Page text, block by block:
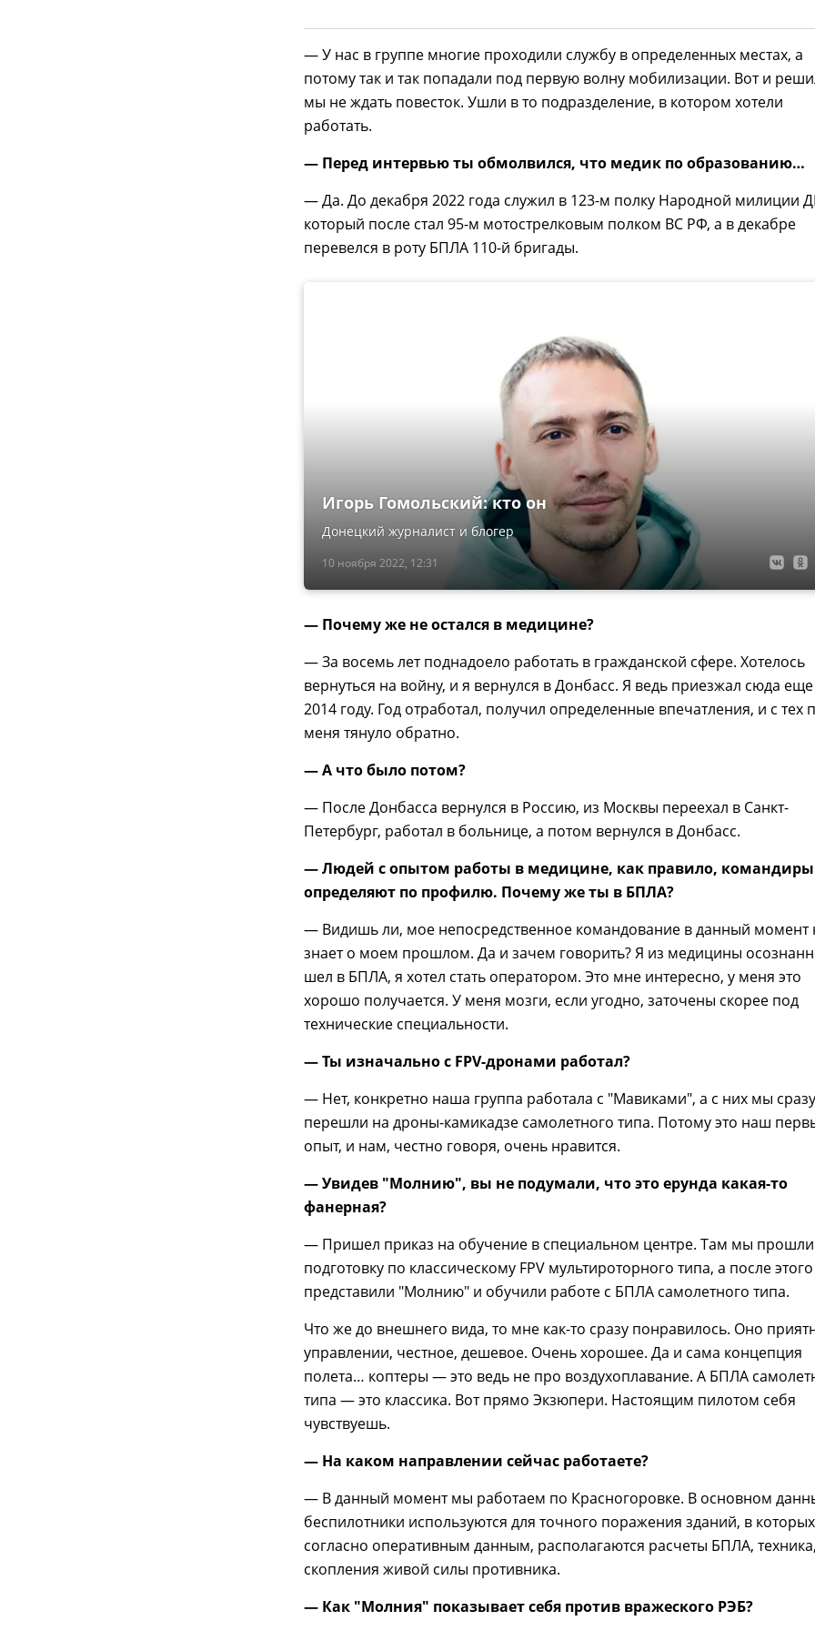
— У нас в группе многие проходили службу в определенных местах, а
потому так и так попадали под первую волну мобилизации. Вот и
мы не ждать повесток. Ушли в то подразделение, в котором хотели
работать.
— Перед интервью ты обмолвился, что медик по образованию…
— Да. До декабря 2022 года служил в 123-м полку Народной милиции
который после стал 95-м мотострелковым полком ВС РФ, а в декабре
перевелся в роту БПЛА 110-й бригады.
10 ноября 2022, 12:31
Игорь Гомольский: кто он
Донецкий журналист и блогер
— Почему же не остался в медицине?
— За восемь лет поднадоело работать в гражданской сфере. Хотелось
вернуться на войну, и я вернулся в Донбасс. Я ведь приезжал сюда
2014 году. Год отработал, получил определенные впечатления, и с тех
меня тянуло обратно.
— А что было потом?
— После Донбасса вернулся в Россию, из Москвы переехал в Санкт-
Петербург, работал в больнице, а потом вернулся в Донбасс.
— Людей с опытом работы в медицине, как правило, командиры
определяют по профилю. Почему же ты в БПЛА?
— Видишь ли, мое непосредственное командование в данный момент
знает о моем прошлом. Да и зачем говорить? Я из медицины
шел в БПЛА, я хотел стать оператором. Это мне интересно, у меня это
хорошо получается. У меня мозги, если угодно, заточены скорее под
технические специальности.
— Ты изначально с FPV-дронами работал?
— Нет, конкретно наша группа работала с "Мавиками", а с них мы сразу
перешли на дроны-камикадзе самолетного типа. Потому это наш
опыт, и нам, честно говоря, очень нравится.
— Увидев "Молнию", вы не подумали, что это ерунда какая-то
фанерная?
— Пришел приказ на обучение в специальном центре. Там мы прошли
подготовку по классическому FPV мультироторного типа, а после
представили "Молнию" и обучили работе с БПЛА самолетного типа.
Что же до внешнего вида, то мне как-то сразу понравилось. Оно
управлении, честное, дешевое. Очень хорошее. Да и сама концепция
полета… коптеры — это ведь не про воздухоплавание. А БПЛА
типа — это классика. Вот прямо Экзюпери. Настоящим пилотом себя
чувствуешь.
— На каком направлении сейчас работаете?
— В данный момент мы работаем по Красногоровке. В основном
беспилотники используются для точного поражения зданий, в
согласно оперативным данным, располагаются расчеты БПЛА, техника,
скопления живой силы противника.
— Как "Молния" показывает себя против вражеского РЭБ?